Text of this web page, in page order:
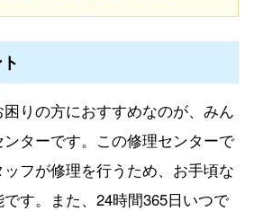
りの方におすすめなのが、みん
ターです。この修理センターで
フが修理を行うため、お手頃な
す。また、24時間365日いつで